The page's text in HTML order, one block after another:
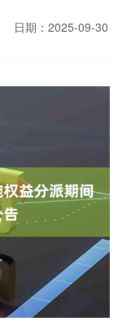
日期：2025-09-30